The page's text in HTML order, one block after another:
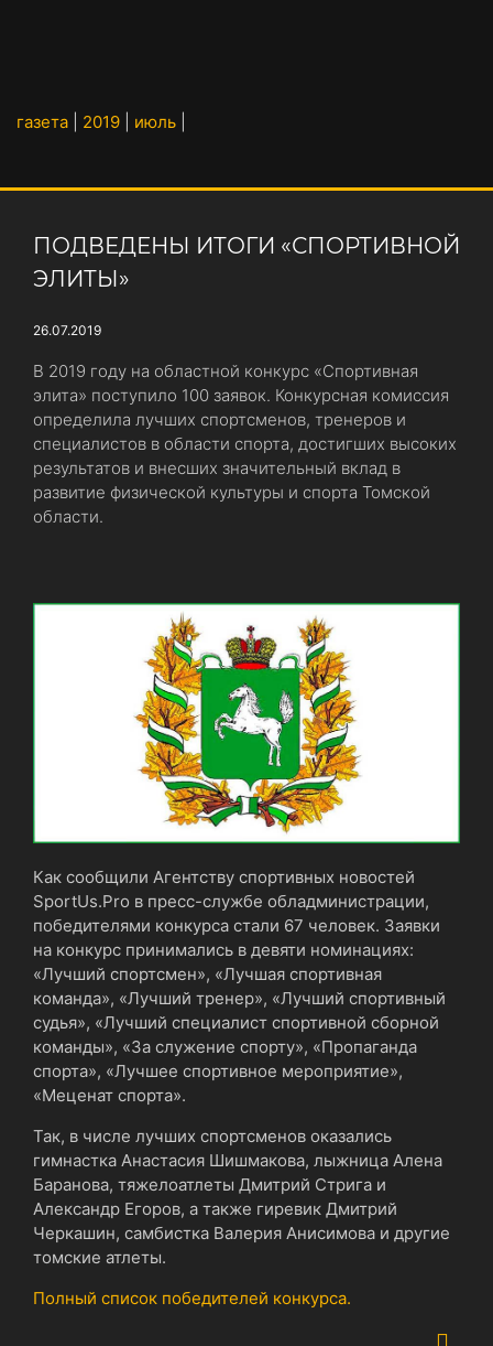
газета 2019 июль
ПОДВЕДЕНЫ ИТОГИ «СПОРТИВНОЙ
ЭЛИТЫ»
26.07.2019
В 2019 году на областной конкурс «Спортивная
элита» поступило 100 заявок. Конкурсная комиссия
определила лучших спортсменов, тренеров и
специалистов в области спорта, достигших высоких
результатов и внесших значительный вклад в
развитие физической культуры и спорта Томской
области.
Как сообщили Агентству спортивных новостей
SportUs.Рro в пресс-службе обладминистрации,
победителями конкурса стали 67 человек. Заявки
на конкурс принимались в девяти номинациях:
«Лучший спортсмен», «Лучшая спортивная
команда», «Лучший тренер», «Лучший спортивный
судья», «Лучший специалист спортивной сборной
команды», «За служение спорту», «Пропаганда
спорта», «Лучшее спортивное мероприятие»,
«Меценат спорта».
Так, в числе лучших спортсменов оказались
гимнастка Анастасия Шишмакова, лыжница Алена
Баранова, тяжелоатлеты Дмитрий Стрига и
Александр Егоров, а также гиревик Дмитрий
Черкашин, самбистка Валерия Анисимова и другие
томские атлеты.
Полный список победителей конкурса.